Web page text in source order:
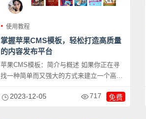
使用教程
掌握苹果CMS模板，轻松打造高质量
的内容发布平台
苹果CMS模板：简介与概述 如果你正在寻
找一种简单而又强大的方式来建立一个高质
2023-12-05 717 免费